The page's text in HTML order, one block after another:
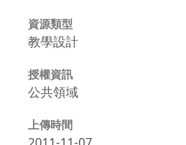
資源類型
教學設計
授權資訊
公共領域
上傳時間